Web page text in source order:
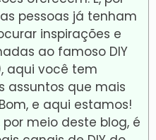
pessoas já tenham
inspirações e
ao famoso DIY
aqui você tem
assuntos que mais
e aqui estamos!
por meio deste blog, é